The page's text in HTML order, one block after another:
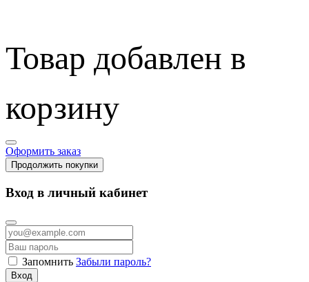
Товар добавлен в
корзину
Оформить заказ
Продолжить покупки
Вход в личный кабинет
Запомнить Забыли пароль?
Вход